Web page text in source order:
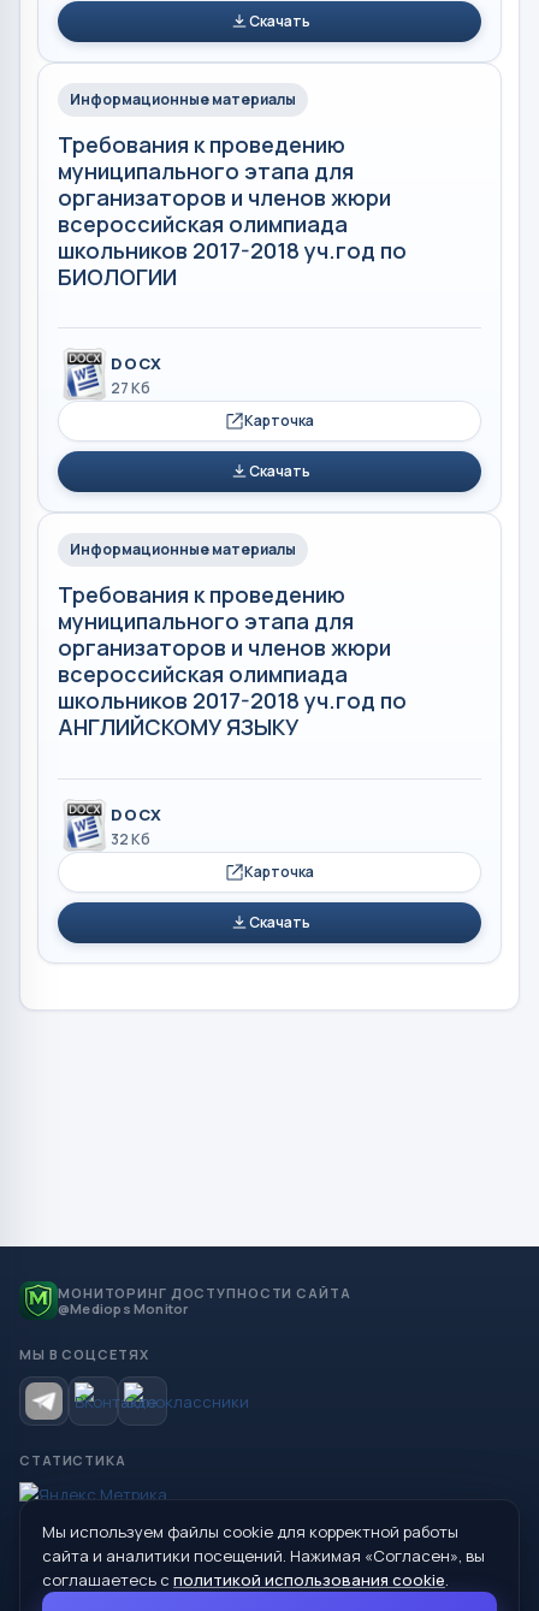
Скачать
Информационные материалы
Требования к проведению
муниципального этапа для
организаторов и членов жюри
всероссийская олимпиада
школьников 2017-2018 уч.год по
БИОЛОГИИ
DOCX
27 Кб
Карточка
Скачать
Информационные материалы
Требования к проведению
муниципального этапа для
организаторов и членов жюри
всероссийская олимпиада
школьников 2017-2018 уч.год по
АНГЛИЙСКОМУ ЯЗЫКУ
DOCX
32 Кб
Карточка
Скачать
МОНИТОРИНГ ДОСТУПНОСТИ САЙТА
@Mediops Monitor
МЫ В СОЦСЕТЯХ
СТАТИСТИКА
© 2026 Управление образования Администрации МО
Сухой Лог
624800, Свердловская область, г. Сухой Лог, ул. Кирова, дом 7
Мы используем файлы cookie для корректной работы
сайта и аналитики посещений. Нажимая «Согласен», вы
соглашаетесь с политикой использования cookie.